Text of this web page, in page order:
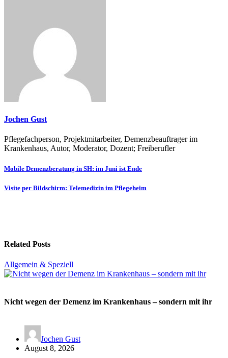
Jochen Gust
Pflegefachperson, Projektmitarbeiter, Demenzbeauftrager im
Krankenhaus, Autor, Moderator, Dozent; Freiberufler
Beitragsnavigation
Mobile Demenzberatung in SH: im Juni ist Ende
Visite per Bildschirm: Telemedizin im Pflegeheim
Related Posts
Allgemein & Speziell
Nicht wegen der Demenz im Krankenhaus – sondern mit ihr
Jochen Gust
August 8, 2026